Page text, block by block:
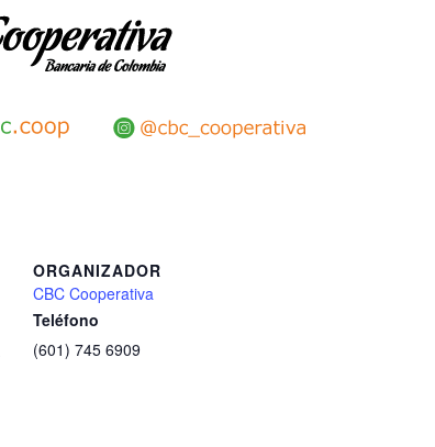
ORGANIZADOR
CBC Cooperativa
Teléfono
(601) 745 6909